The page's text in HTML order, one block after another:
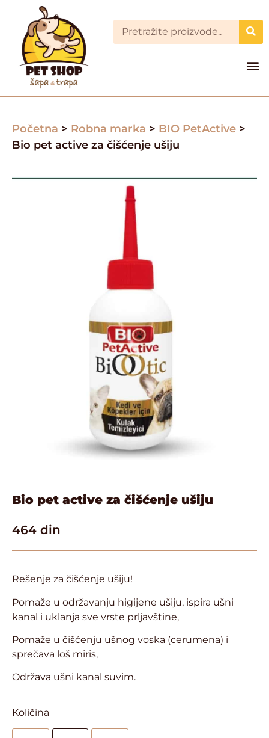
Početna > Robna marka > BIO PetActive >
Bio pet active za čišćenje ušiju
Bio pet active za čišćenje ušiju
464 din
Rešenje za čišćenje ušiju!
Pomaže u održavanju higijene ušiju, ispira ušni
kanal i uklanja sve vrste prljavštine,
Pomaže u čišćenju ušnog voska (cerumena) i
sprečava loš miris,
Održava ušni kanal suvim.
Količina